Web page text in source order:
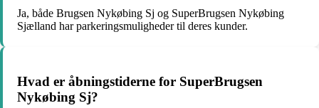
Ja, både Brugsen Nykøbing Sj og SuperBrugsen Nykøbing
Sjælland har parkeringsmuligheder til deres kunder.
Hvad er åbningstiderne for SuperBrugsen
Nykøbing Sj?